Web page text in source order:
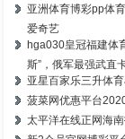
亚洲体育博彩pp体
爱奇艺
hga030皇冠福建体
斯”，俄军最强武直
亚星百家乐三升体
菠菜网优惠平台
太平洋在线正网海